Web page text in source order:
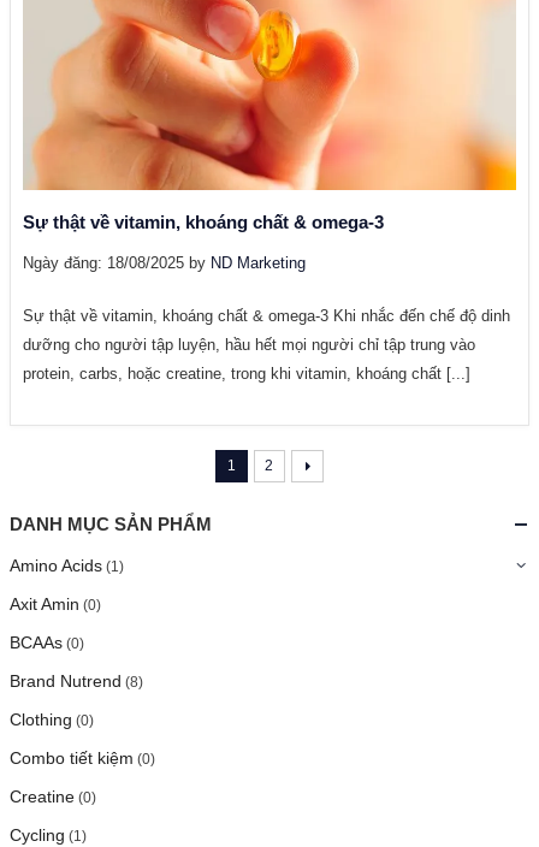
Sự thật về vitamin, khoáng chất & omega-3
Ngày đăng: 18/08/2025 by ND Marketing
Sự thật về vitamin, khoáng chất & omega-3 Khi nhắc đến chế độ dinh
dưỡng cho người tập luyện, hầu hết mọi người chỉ tập trung vào
protein, carbs, hoặc creatine, trong khi vitamin, khoáng chất [...]
1 2
DANH MỤC SẢN PHẨM
Amino Acids (1)
Axit Amin (0)
BCAAs (0)
Brand Nutrend (8)
Clothing (0)
Combo tiết kiệm (0)
Creatine (0)
Cycling (1)